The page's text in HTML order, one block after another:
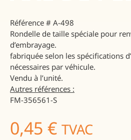
Référence # A-498
Rondelle de taille spéciale pour
d’embrayage.
fabriquée selon les spécifications
nécessaires par véhicule.
Vendu à l’unité.
Autres références :
FM-356561-S
0,45 € TVAC